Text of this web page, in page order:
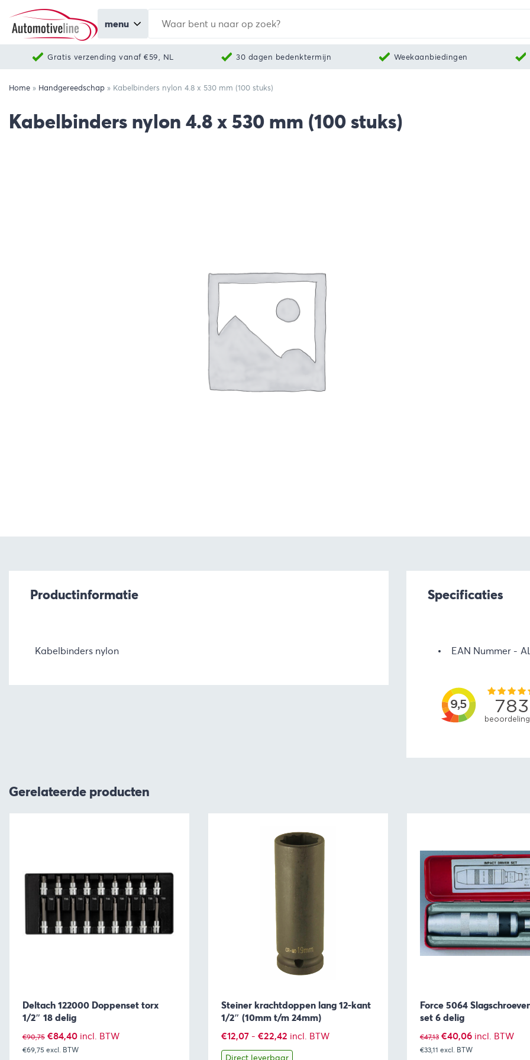
menu
Gratis verzending vanaf €59, NL 30 dagen bedenktermijn Weekaanbiedingen
Home » Handgereedschap » Kabelbinders nylon 4.8 x 530 mm (100 stuks)
Kabelbinders nylon 4.8 x 530 mm (100 stuks)
Productinformatie
Kabelbinders nylon
Specificaties
EAN Nummer
Gerelateerde producten
Deltach 122000 Doppenset torx
1/2″ 18 delig
€90,75 Oorspronkelijke
prijs
€84,40Huidige
prijs
incl. BTW
€69,75 excl. BTW
Steiner krachtdoppen lang 12-kant
1/2″ (10mm t/m 24mm)
€12,07 - €22,42Prijsklasse:
€12,07
incl. BTW
Direct leverbaar
Force 5064
set 6 delig
€47,13 Oorspronkelijke
prijs
€40,06Huidige
prijs
incl. BTW
€33,11 excl. BTW